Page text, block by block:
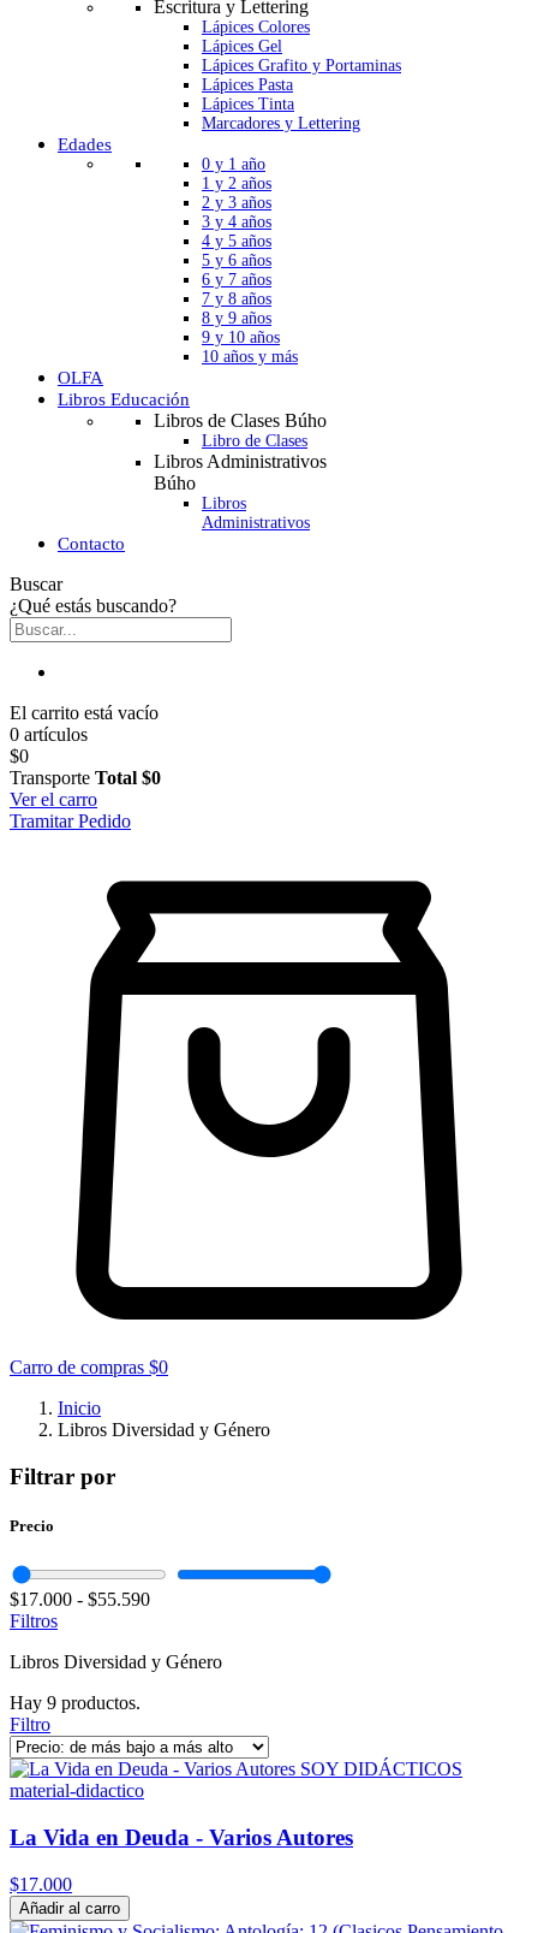
Escritura y Lettering
Lápices Colores
Lápices Gel
Lápices Grafito y Portaminas
Lápices Pasta
Lápices Tinta
Marcadores y Lettering
Edades
0 y 1 año
1 y 2 años
2 y 3 años
3 y 4 años
4 y 5 años
5 y 6 años
6 y 7 años
7 y 8 años
8 y 9 años
9 y 10 años
10 años y más
OLFA
Libros Educación
Libros de Clases Búho
Libro de Clases
Libros Administrativos
Búho
Libros
Administrativos
Contacto
Buscar
¿Qué estás buscando?
El carrito está vacío
0 artículos
$0
Transporte Total $0
Ver el carro
Tramitar Pedido
Carro de compras $0
Inicio
Libros Diversidad y Género
Filtrar por
Precio
$17.000 - $55.590
Filtros
Libros Diversidad y Género
Hay 9 productos.
Filtro
La Vida en Deuda - Varios Autores
$17.000
Añadir al carro